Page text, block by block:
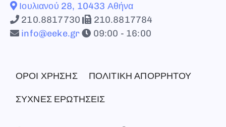
Ιουλιανού 28, 10433 Αθήνα
210.8817730
210.8817784
info@eeke.gr
09:00 - 16:00
ΟΡΟΙ ΧΡΗΣΗΣ ΠΟΛΙΤΙΚΗ ΑΠΟΡΡΗΤΟΥ
ΣΥΧΝΕΣ ΕΡΩΤΗΣΕΙΣ